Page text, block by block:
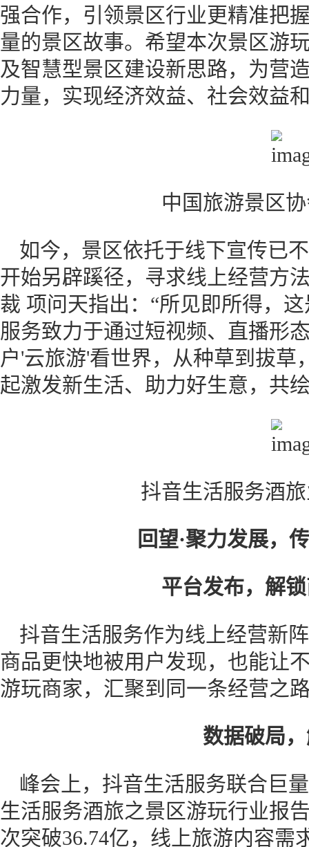
强合作，引领景区行业更精准把
量的景区故事。希望本次景区游
及智慧型景区建设新思路，为营
力量，实现经济效益、社会效益
中国旅游景区
如今，景区依托于线下宣传已
开始另辟蹊径，寻求线上经营方
裁 项问天指出：“所见即所得，
服务致力于通过短视频、直播形
户'云旅游'看世界，从种草到拔
起激发新生活、助力好生意，共
抖音生活服务酒
回望·聚力发展，
平台发布，解
抖音生活服务作为线上经营新
商品更快地被用户发现，也能让
游玩商家，汇聚到同一条经营之
数据破局
峰会上，抖音生活服务联合巨
生活服务酒旅之景区游玩行业报
次突破36.74亿，线上旅游内容